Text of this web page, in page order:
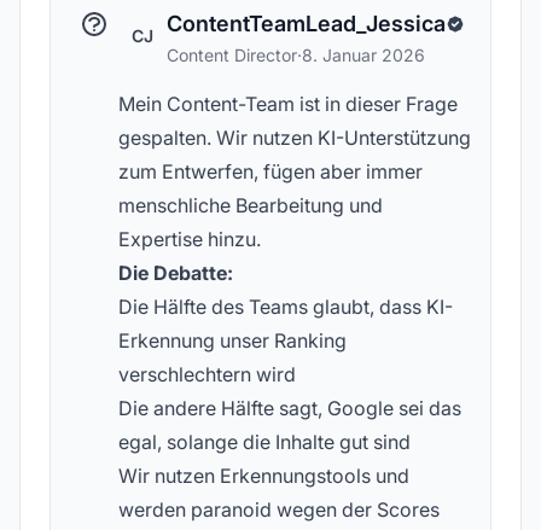
CJ ContentTeamLead_Jessica
Content Director·8. Januar 2026
Mein Content-Team ist in dieser Frage
gespalten. Wir nutzen KI-Unterstützung
zum Entwerfen, fügen aber immer
menschliche Bearbeitung und
Expertise hinzu.
Die Debatte:
Die Hälfte des Teams glaubt, dass KI-
Erkennung unser Ranking
verschlechtern wird
Die andere Hälfte sagt, Google sei das
egal, solange die Inhalte gut sind
Wir nutzen Erkennungstools und
werden paranoid wegen der Scores